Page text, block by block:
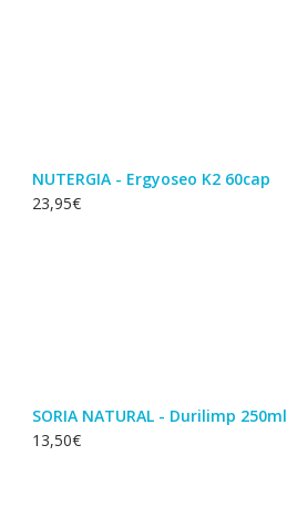
NUTERGIA - Ergyoseo K2 60cap
23,95€
SORIA NATURAL - Durilimp 250ml
13,50€